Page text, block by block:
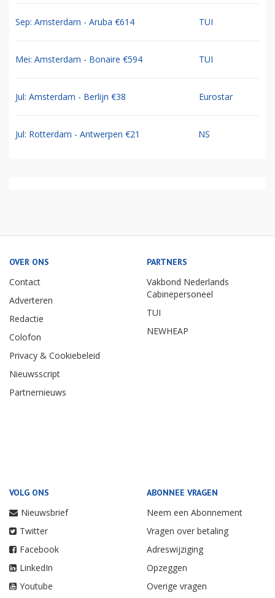
Sep: Amsterdam - Aruba €614 TUI
Mei: Amsterdam - Bonaire €594 TUI
Jul: Amsterdam - Berlijn €38 Eurostar
Jul: Rotterdam - Antwerpen €21 NS
OVER ONS
Contact
Adverteren
Redactie
Colofon
Privacy & Cookiebeleid
Nieuwsscript
Partnernieuws
PARTNERS
Vakbond Nederlands
Cabinepersoneel
TUI
NEWHEAP
VOLG ONS
Nieuwsbrief
Twitter
Facebook
LinkedIn
Youtube
ABONNEE VRAGEN
Neem een Abonnement
Vragen over betaling
Adreswijziging
Opzeggen
Overige vragen